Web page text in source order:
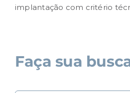
implantação com critério
Faça sua